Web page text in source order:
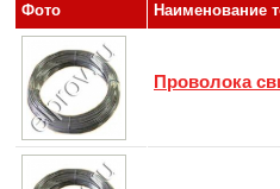
Фото Наименование
Проволока